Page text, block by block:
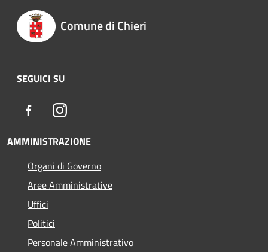
Comune di Chieri
SEGUICI SU
FacebookInstagram
AMMINISTRAZIONE
Organi di Governo
Aree Amministrative
Uffici
Politici
Personale Amministrativo